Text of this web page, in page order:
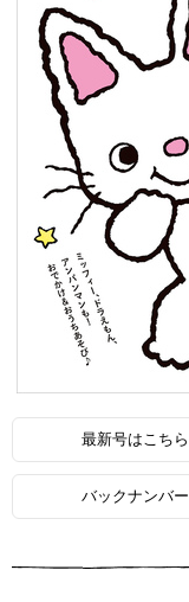
最新号はこちら
バックナンバー